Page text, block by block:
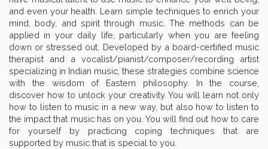
and even your health. Learn simple techniques to enrich your
mind, body, and spirit through music. The methods can be
applied in your daily life, particularly when you are feeling
down or stressed out. Developed by a board-certified music
therapist and a vocalist/pianist/composer/recording artist
specializing in Indian music, these strategies combine science
with the wisdom of Eastern philosophy. In the course,
discover how to unlock your creativity. You will learn not only
how to listen to music in a new way, but also how to listen to
the impact that music has on you. You will find out how to care
for yourself by practicing coping techniques that are
supported by music that is special to you.